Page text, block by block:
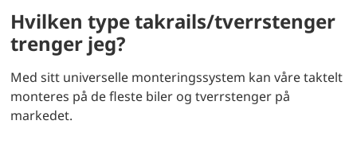
Hvilken type takrails/tverrstenger
trenger jeg?
Med sitt universelle monteringssystem kan våre taktelt
monteres på de fleste biler og tverrstenger på
markedet.